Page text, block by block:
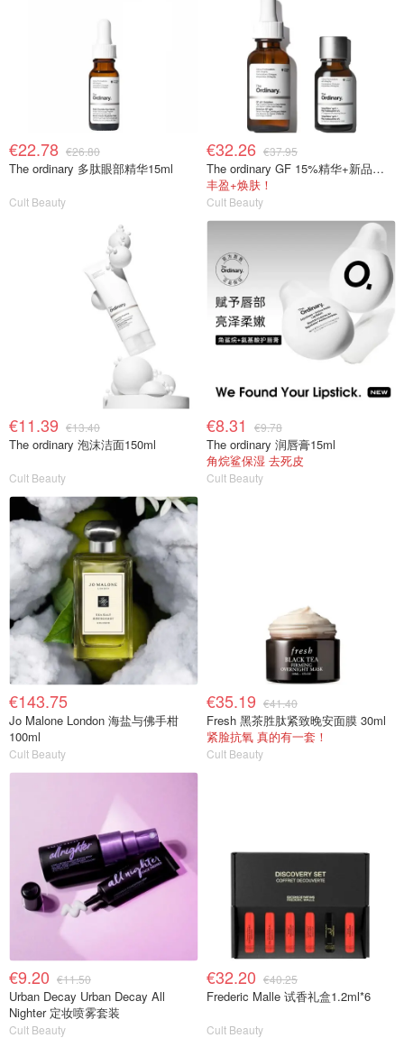
€22.78 €26.80
The ordinary 多肽眼部精华15ml
Cult Beauty
€32.26 €37.95
The ordinary GF 15%精华+新品丰盈精华
丰盈+焕肤！
Cult Beauty
€11.39 €13.40
The ordinary 泡沫洁面150ml
Cult Beauty
€8.31 €9.78
The ordinary 润唇膏15ml
角烷鲨保湿 去死皮
Cult Beauty
€143.75
Jo Malone London 海盐与佛手柑
100ml
Cult Beauty
€35.19 €41.40
Fresh 黑茶胜肽紧致晚安面膜 30ml
紧脸抗氧 真的有一套！
Cult Beauty
€9.20 €11.50
Urban Decay Urban Decay All
Nighter 定妆喷雾套装
Cult Beauty
€32.20 €40.25
Frederic Malle 试香礼盒1.2ml*6
Cult Beauty